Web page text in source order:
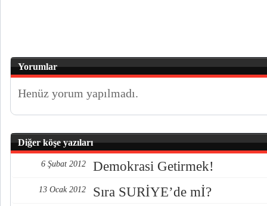
Yorumlar
Henüz yorum yapılmadı.
Diğer köşe yazıları
6 Şubat 2012 Demokrasi Getirmek!
13 Ocak 2012 Sıra SURİYE’de mİ?